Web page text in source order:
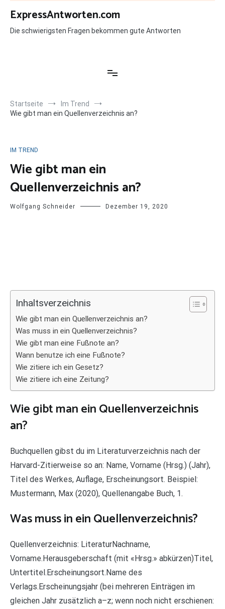
Zum
Inhalt
springen
ExpressAntworten.com
Die schwierigsten Fragen bekommen gute Antworten
Startseite
Im Trend
Wie gibt man ein Quellenverzeichnis an?
IM TREND
Wie gibt man ein
Quellenverzeichnis an?
Wolfgang Schneider Dezember 19, 2020
Inhaltsverzeichnis
Wie gibt man ein Quellenverzeichnis an?
Was muss in ein Quellenverzeichnis?
Wie gibt man eine Fußnote an?
Wann benutze ich eine Fußnote?
Wie zitiere ich ein Gesetz?
Wie zitiere ich eine Zeitung?
Wie gibt man ein Quellenverzeichnis
an?
Buchquellen gibst du im Literaturverzeichnis nach der
Harvard-Zitierweise so an: Name, Vorname (Hrsg.) (Jahr),
Titel des Werkes, Auflage, Erscheinungsort. Beispiel:
Mustermann, Max (2020), Quellenangabe Buch, 1.
Was muss in ein Quellenverzeichnis?
Quellenverzeichnis: LiteraturNachname,
Vorname.Herausgeberschaft (mit «Hrsg.» abkürzen)Titel,
Untertitel.Erscheinungsort.Name des
Verlags.Erscheinungsjahr (bei mehreren Einträgen im
gleichen Jahr zusätzlich a–z; wenn noch nicht erschienen: